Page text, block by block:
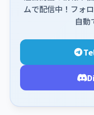
ムで配信中！フォ
自動